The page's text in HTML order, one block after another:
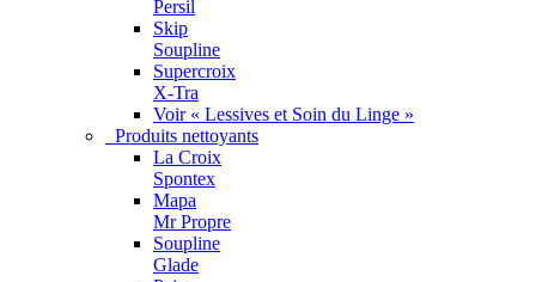
Persil
Skip
Soupline
Supercroix
X-Tra
Voir « Lessives et Soin du Linge »
Produits nettoyants
La Croix
Spontex
Mapa
Mr Propre
Soupline
Glade